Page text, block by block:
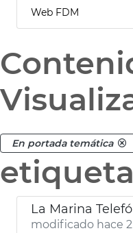
Web FDM
En portada temática
etiqueta
La Marina
modificado hace